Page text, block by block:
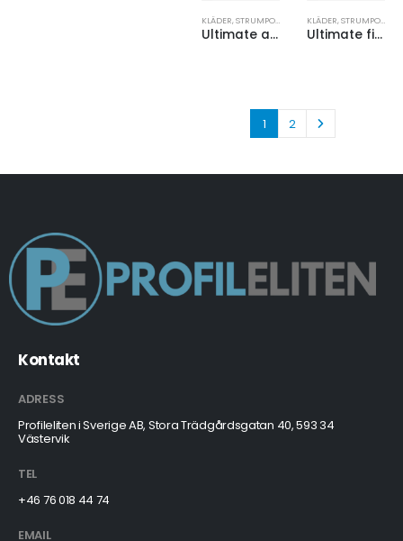
KLÄDER,STRUMPOR
Ultimate ankelstrumpa
KLÄDER,STRUMPOR
Ultimate finstrumpa
1 2
Kontakt
ADRESS
Profileliten i Sverige AB, Stora Trädgårdsgatan 40, 593 34
Västervik
TEL
+46 76 018 44 74
EMAIL